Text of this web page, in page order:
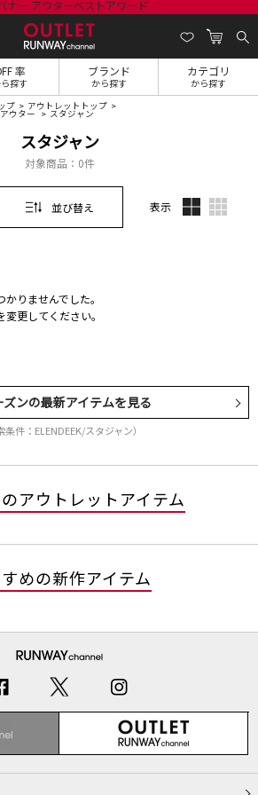
率
探す
ブランド
から探す
カテゴリ
から探す
プ アウトレットトップ
アウター スタジャン
スタジャン
対象商品： 0件
並び替え 表示
りませんでした。
更してください。
ズンの最新アイテムを見る
条件：ELENDEEK/スタジャン）
アウトレットアイテム
めの新作アイテム